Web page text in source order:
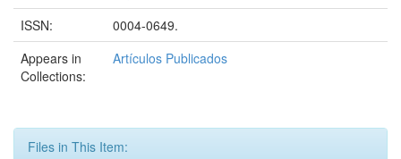
ISSN:
0004-0649.
Appears in
Collections:
Artículos Publicados
Files in This Item: